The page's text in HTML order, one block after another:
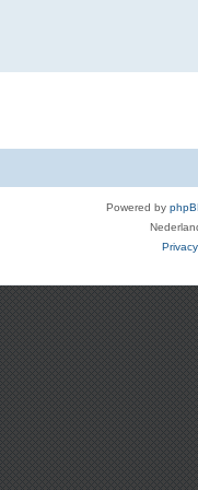
Powered by
Privacy